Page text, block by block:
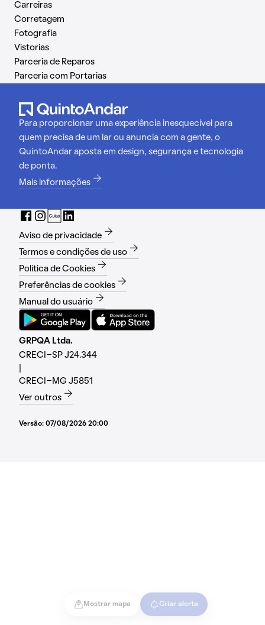
Mostrar mapa Criar alerta
Carreiras
Corretagem
Fotografia
Vistorias
Parceria de Reparos
Parceria com Portarias
Para proporcionar uma experiência inesquecível para
quem precisa de um lar ou anuncia com a gente, o
QuintoAndar aposta em design, segurança e tecnologia
de ponta.
Mais informações
Aviso de privacidade
Termos e condições de uso
Política de Cookies
Preferências de cookies
Manual do usuário
GRPQA Ltda.
CRECI-SP J24.344
CRECI-MG J5851
Ver outros
Versão: 07/08/2026 20:00